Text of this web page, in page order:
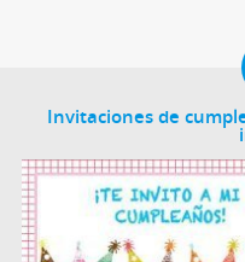
Invitaciones de